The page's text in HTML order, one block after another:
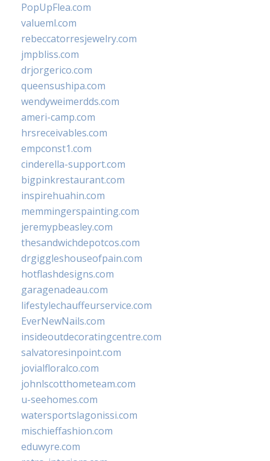
PopUpFlea.com
valueml.com
rebeccatorresjewelry.com
jmpbliss.com
drjorgerico.com
queensushipa.com
wendyweimerdds.com
ameri-camp.com
hrsreceivables.com
empconst1.com
cinderella-support.com
bigpinkrestaurant.com
inspirehuahin.com
memmingerspainting.com
jeremypbeasley.com
thesandwichdepotcos.com
drgiggleshouseofpain.com
hotflashdesigns.com
garagenadeau.com
lifestylechauffeurservice.com
EverNewNails.com
insideoutdecoratingcentre.com
salvatoresinpoint.com
jovialfloralco.com
johnlscotthometeam.com
u-seehomes.com
watersportslagonissi.com
mischieffashion.com
eduwyre.com